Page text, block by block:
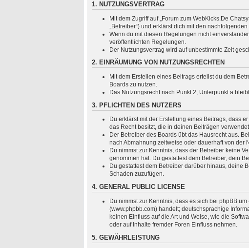
1. NUTZUNGSVERTRAG
Mit dem Zugriff auf „Forum zum WebKicks.De
„Betreiber“) und erklärst dich mit den
Wenn du mit diesen Regelungen nicht
veröffentlichten Regelungen.
Der Nutzungsvertrag wird auf unbestimmte Zeit
2. EINRÄUMUNG VON NUTZUNGSRECHTEN
Mit dem Erstellen eines Beitrags erteilst du dem
Boards zu nutzen.
Das Nutzungsrecht nach Punkt 2, Unterpunkt a
3. PFLICHTEN DES NUTZERS
Du erklärst mit der Erstellung eines Beitrags, dass
das Recht besitzt, die in deinen Beiträgen
Der Betreiber des Boards übt das Hausrecht aus.
nach Abmahnung zeitweise oder dauerhaft von
Du nimmst zur Kenntnis, dass der Betreiber keine
genommen hat. Du gestattest dem Betreiber, dein
Du gestattest dem Betreiber darüber hinaus, deine
Schaden zuzufügen.
4. GENERAL PUBLIC LICENSE
Du nimmst zur Kenntnis, dass es sich bei phpBB um
(www.phpbb.com) handelt; deutschsprachige
keinen Einfluss auf die Art und Weise, wie die
oder auf Inhalte fremder Foren Einfluss nehmen.
5. GEWÄHRLEISTUNG